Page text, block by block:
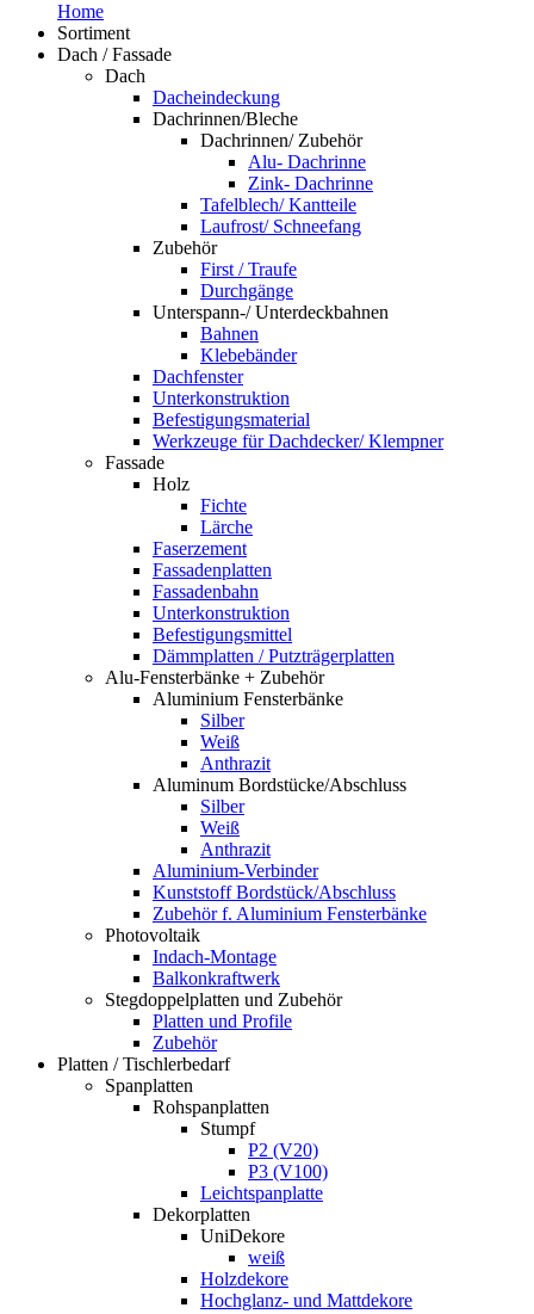
Home
Sortiment
Dach / Fassade
Dach
Dacheindeckung
Dachrinnen/Bleche
Dachrinnen/ Zubehör
Alu- Dachrinne
Zink- Dachrinne
Tafelblech/ Kantteile
Laufrost/ Schneefang
Zubehör
First / Traufe
Durchgänge
Unterspann-/ Unterdeckbahnen
Bahnen
Klebebänder
Dachfenster
Unterkonstruktion
Befestigungsmaterial
Werkzeuge für Dachdecker/ Klempner
Fassade
Holz
Fichte
Lärche
Faserzement
Fassadenplatten
Fassadenbahn
Unterkonstruktion
Befestigungsmittel
Dämmplatten / Putzträgerplatten
Alu-Fensterbänke + Zubehör
Aluminium Fensterbänke
Silber
Weiß
Anthrazit
Aluminum Bordstücke/Abschluss
Silber
Weiß
Anthrazit
Aluminium-Verbinder
Kunststoff Bordstück/Abschluss
Zubehör f. Aluminium Fensterbänke
Photovoltaik
Indach-Montage
Balkonkraftwerk
Stegdoppelplatten und Zubehör
Platten und Profile
Zubehör
Platten / Tischlerbedarf
Spanplatten
Rohspanplatten
Stumpf
P2 (V20)
P3 (V100)
Leichtspanplatte
Dekorplatten
UniDekore
weiß
Holzdekore
Hochglanz- und Mattdekore